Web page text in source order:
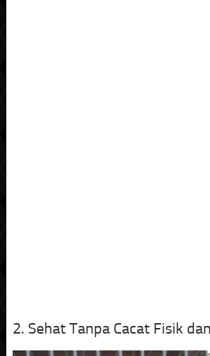
2. Sehat Tanpa Cacat Fisik